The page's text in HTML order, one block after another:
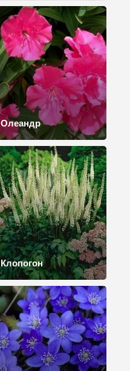
Олеандр
Клопогон